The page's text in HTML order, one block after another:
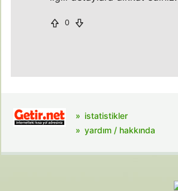
0
istatistikler
yardım / hakkında